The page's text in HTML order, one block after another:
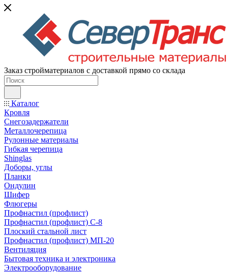
Заказ стройматериалов с доставкой прямо со склада
Каталог
Кровля
Снегозадержатели
Металлочерепица
Рулонные материалы
Гибкая черепица
Shinglas
Доборы, углы
Планки
Ондулин
Шифер
Флюгеры
Профнастил (профлист)
Профнастил (профлист) С-8
Плоский стальной лист
Профнастил (профлист) МП-20
Вентиляция
Бытовая техника и электроника
Электрооборудование